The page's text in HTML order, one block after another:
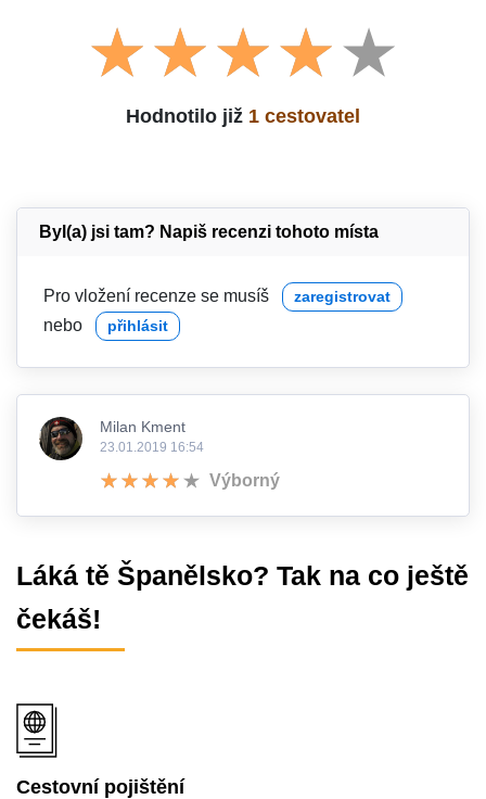
Hodnotilo již 1 cestovatel
Byl(a) jsi tam? Napiš recenzi tohoto místa
Pro vložení recenze se musíš zaregistrovat
nebo přihlásit
Milan Kment
23.01.2019 16:54
Výborný
Láká tě Španělsko? Tak na co ještě
čekáš!
Cestovní pojištění